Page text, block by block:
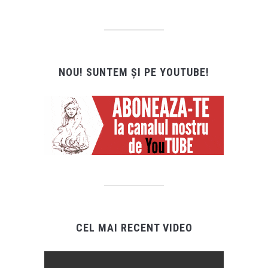
NOU! SUNTEM ȘI PE YOUTUBE!
CEL MAI RECENT VIDEO